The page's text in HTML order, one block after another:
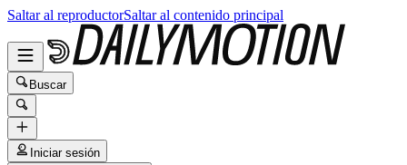
Saltar al reproductorSaltar al contenido principal
Buscar
Iniciar sesión